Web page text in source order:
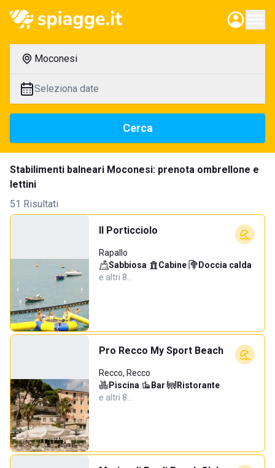
Moconesi
Seleziona date
Cerca
Stabilimenti balneari Moconesi: prenota ombrellone e
lettini
51 Risultati
Il Porticciolo
Rapallo
Sabbiosa· Cabine· Doccia calda·
e altri 8…
Pro Recco My Sport Beach
Recco, Recco
Piscina· Bar· Ristorante·
e altri 8…